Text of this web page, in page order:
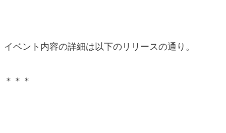
イベント内容の詳細は以下のリリースの通り。
＊＊＊